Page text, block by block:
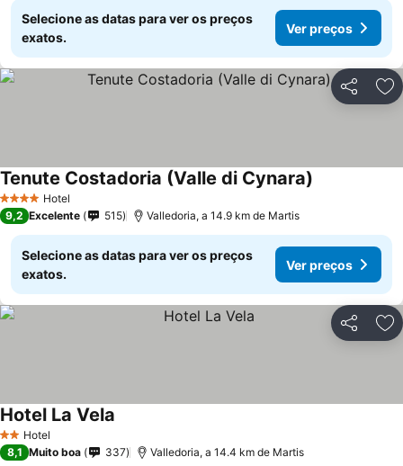
Selecione as datas para ver os preços
exatos.
Ver preços
Partilhar
4 EstrelasHotel
Tenute Costadoria (Valle di Cynara)
9,2 Excelente 515 Valledoria, a 14.9 km de Martis
Selecione as datas para ver os preços
exatos.
Ver preços
Partilhar
2 Estrelas
Hotel
Hotel La Vela
8,1 Muito boa 337 Valledoria, a 14.4 km de Martis